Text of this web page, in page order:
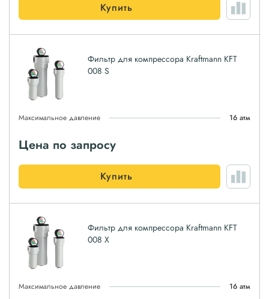
Купить
Фильтр для компрессора Kraftmann KFT
008 S
Максимальное давление 16 атм
Цена по запросу
Купить
Фильтр для компрессора Kraftmann KFT
008 X
Максимальное давление 16 атм